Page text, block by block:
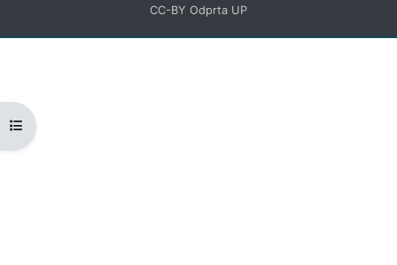
Odpri kazalo predmeta
CC-BY Odprta UP